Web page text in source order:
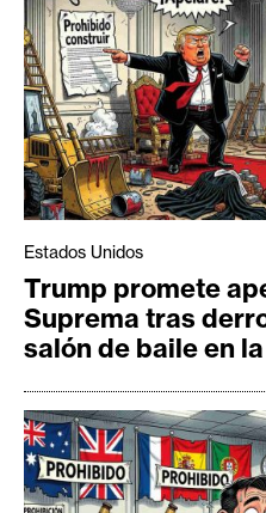
Estados Unidos
Trump promete
Suprema tras
salón de baile en